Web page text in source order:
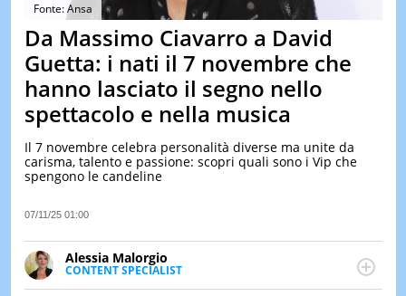
OGGI
IERI
Fonte: Ansa
Da Massimo Ciavarro a David
Guetta: i nati il 7 novembre che
hanno lasciato il segno nello
spettacolo e nella musica
Il 7 novembre celebra personalità diverse ma unite da
carisma, talento e passione: scopri quali sono i Vip che
spengono le candeline
07/11/25 01:00
Alessia Malorgio
CONTENT SPECIALIST
Ha conseguito un Master in Marketing Management